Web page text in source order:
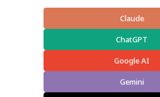
Claude
ChatGPT
Google AI
Gemini